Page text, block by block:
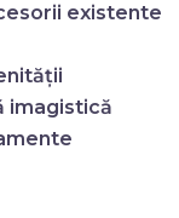
existente
imagistică